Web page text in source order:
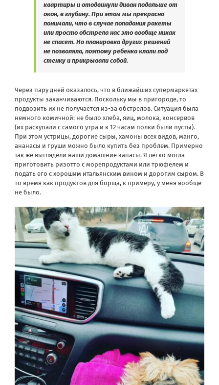
квартиры и отодвинули диван подальше от
окон, в глубину. При этом мы прекрасно
понимали, что в случае попадания ракеты
или просто обстрела нас это вообще никак
не спасет. Но планировка других решений
не позволяла, поэтому ребенка клали под
стенку и прикрывали собой.
Через пару дней оказалось, что в ближайших супермаркетах
продукты заканчиваются. Поскольку мы в пригороде, то
подвозить их не получается из-за обстрелов. Ситуация была
немного комичной: не было хлеба, яиц, молока, консервов
(их раскупали с самого утра и к 12 часам полки были пусты).
При этом устрицы, дорогие сыры, хамоны всех видов, манго,
ананасы и груши можно было купить без проблем. Примерно
так же выглядели наши домашние запасы. Я легко могла
приготовить ризотто с морепродуктами или трюфелем и
подать его с хорошим итальянским вином и дорогим сыром. В
то время как продуктов для борща, к примеру, у меня вообще
не было.